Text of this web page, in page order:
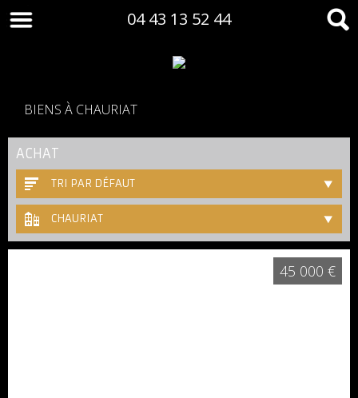
04 43 13 52 44
BIENS À CHAURIAT
ACHAT
TRI PAR DÉFAUT
CHAURIAT
45 000 €